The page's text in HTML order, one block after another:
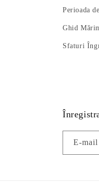
Perioada
Ghid
Sfaturi
E-mail